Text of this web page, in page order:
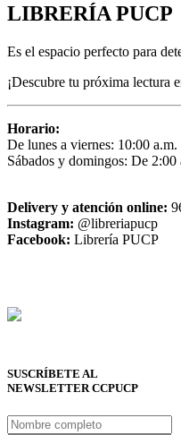
LIBRERÍA PUCP
Es el espacio perfecto para
¡Descubre tu próxima lectura
Horario:
De lunes a viernes: 10:00 a.m.
Sábados y domingos: De 2:00
Delivery y atención online:
Instagram: @libreriapucp
Facebook: Librería PUCP
SUSCRÍBETE AL
NEWSLETTER CCPUCP